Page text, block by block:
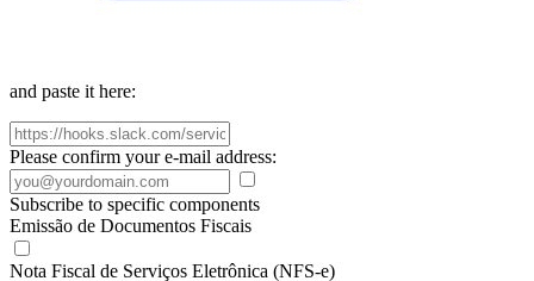
and paste it here:
Please confirm your e-mail address:
Subscribe to specific components
Emissão de Documentos Fiscais
Nota Fiscal de Serviços Eletrônica (NFS-e)